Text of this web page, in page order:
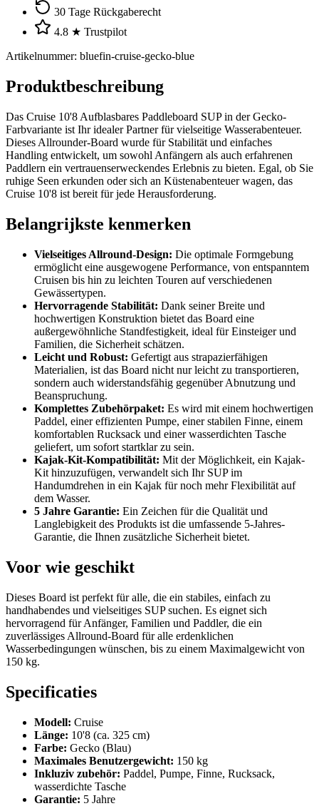
30 Tage Rückgaberecht
4.8 ★ Trustpilot
Artikelnummer: bluefin-cruise-gecko-blue
Produktbeschreibung
Das Cruise 10'8 Aufblasbares Paddleboard SUP in der Gecko-
Farbvariante ist Ihr idealer Partner für vielseitige Wasserabenteuer.
Dieses Allrounder-Board wurde für Stabilität und einfaches
Handling entwickelt, um sowohl Anfängern als auch erfahrenen
Paddlern ein vertrauenserweckendes Erlebnis zu bieten. Egal, ob Sie
ruhige Seen erkunden oder sich an Küstenabenteuer wagen, das
Cruise 10'8 ist bereit für jede Herausforderung.
Belangrijkste kenmerken
Vielseitiges Allround-Design: Die optimale Formgebung
ermöglicht eine ausgewogene Performance, von entspanntem
Cruisen bis hin zu leichten Touren auf verschiedenen
Gewässertypen.
Hervorragende Stabilität: Dank seiner Breite und
hochwertigen Konstruktion bietet das Board eine
außergewöhnliche Standfestigkeit, ideal für Einsteiger und
Familien, die Sicherheit schätzen.
Leicht und Robust: Gefertigt aus strapazierfähigen
Materialien, ist das Board nicht nur leicht zu transportieren,
sondern auch widerstandsfähig gegenüber Abnutzung und
Beanspruchung.
Komplettes Zubehörpaket: Es wird mit einem hochwertigen
Paddel, einer effizienten Pumpe, einer stabilen Finne, einem
komfortablen Rucksack und einer wasserdichten Tasche
geliefert, um sofort startklar zu sein.
Kajak-Kit-Kompatibilität: Mit der Möglichkeit, ein Kajak-
Kit hinzuzufügen, verwandelt sich Ihr SUP im
Handumdrehen in ein Kajak für noch mehr Flexibilität auf
dem Wasser.
5 Jahre Garantie: Ein Zeichen für die Qualität und
Langlebigkeit des Produkts ist die umfassende 5-Jahres-
Garantie, die Ihnen zusätzliche Sicherheit bietet.
Voor wie geschikt
Dieses Board ist perfekt für alle, die ein stabiles, einfach zu
handhabendes und vielseitiges SUP suchen. Es eignet sich
hervorragend für Anfänger, Familien und Paddler, die ein
zuverlässiges Allround-Board für alle erdenklichen
Wasserbedingungen wünschen, bis zu einem Maximalgewicht von
150 kg.
Specificaties
Modell: Cruise
Länge: 10'8 (ca. 325 cm)
Farbe: Gecko (Blau)
Maximales Benutzergewicht: 150 kg
Inkluziv zubehör: Paddel, Pumpe, Finne, Rucksack,
wasserdichte Tasche
Garantie: 5 Jahre